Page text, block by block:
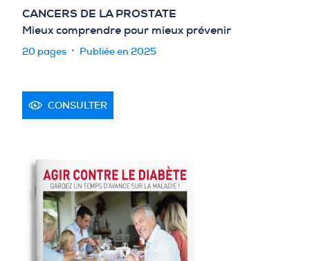
CANCERS DE LA PROSTATE
Mieux comprendre pour mieux prévenir
20 pages Publiée en 2025
CONSULTER